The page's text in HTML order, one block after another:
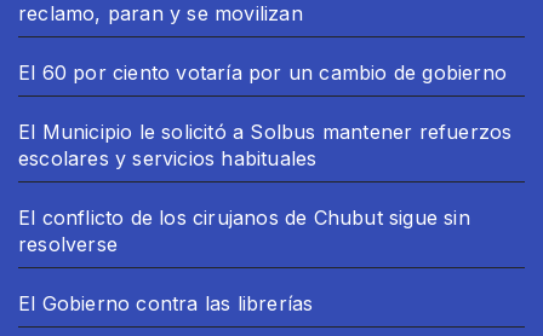
reclamo, paran y se movilizan
El 60 por ciento votaría por un cambio de gobierno
El Municipio le solicitó a Solbus mantener refuerzos
escolares y servicios habituales
El conflicto de los cirujanos de Chubut sigue sin
resolverse
El Gobierno contra las librerías